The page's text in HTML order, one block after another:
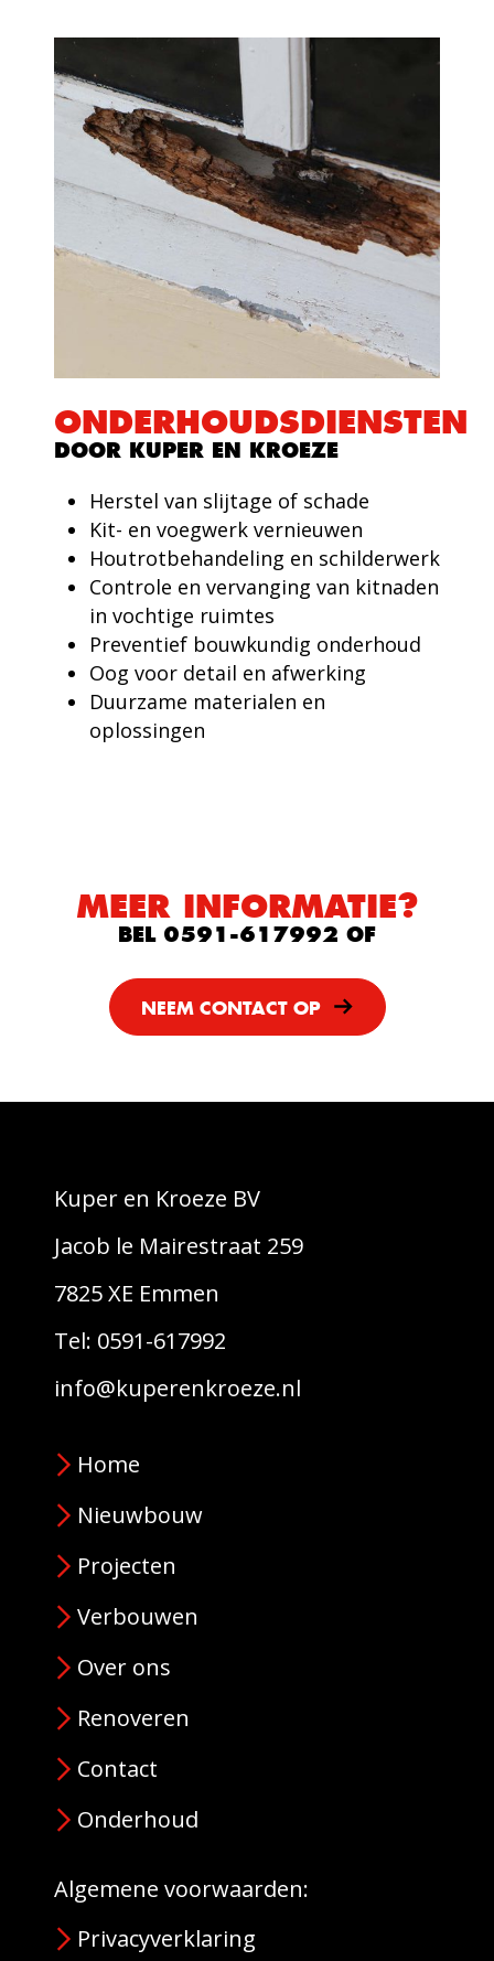
ONDERHOUDSDIENSTEN
DOOR KUPER EN KROEZE
Herstel van slijtage of schade
Kit- en voegwerk vernieuwen
Houtrotbehandeling en schilderwerk
Controle en vervanging van kitnaden
in vochtige ruimtes
Preventief bouwkundig onderhoud
Oog voor detail en afwerking
Duurzame materialen en
oplossingen
MEER INFORMATIE?
BEL 0591-617992 OF
NEEM CONTACT OP
Kuper en Kroeze BV
Jacob le Mairestraat 259
7825 XE Emmen
Tel: 0591-617992
info@kuperenkroeze.nl
Home
Nieuwbouw
Projecten
Verbouwen
Over ons
Renoveren
Contact
Onderhoud
Algemene voorwaarden:
Privacyverklaring